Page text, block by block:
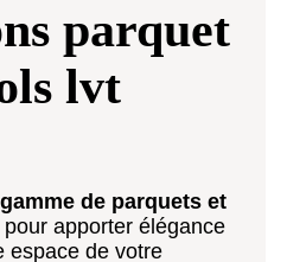
parquet
lvt
de parquets et
apporter élégance
espace de votre